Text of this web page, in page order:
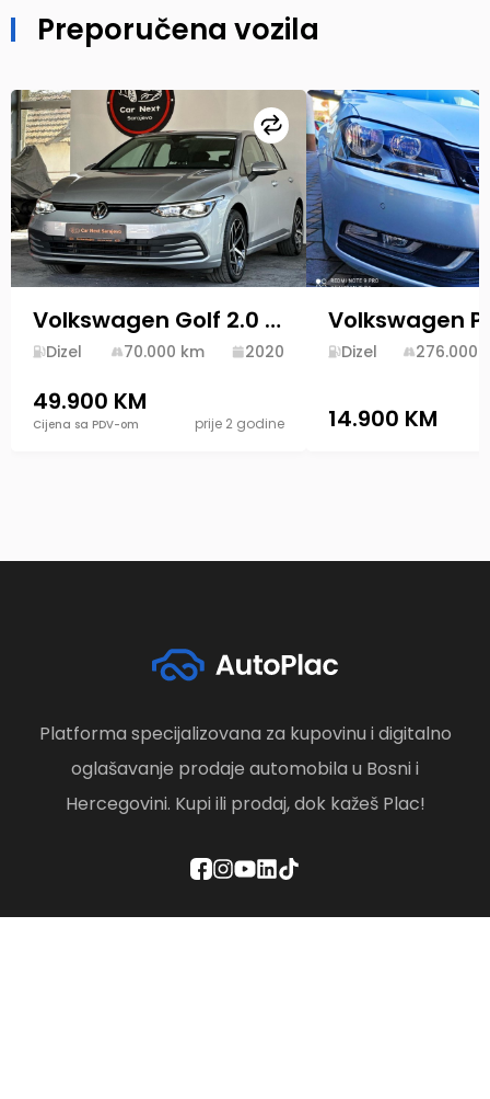
Preporučena vozila
Uporedi
Volkswagen Golf 2.0 TDi DSG 2020
Dizel 70.000 km 2020
49.900 KM
Cijena sa PDV-om prije 2 godine
Volkswagen
Dizel 276.000
14.900 KM
Platforma specijalizovana za kupovinu i digitalno
oglašavanje prodaje automobila u Bosni i
Hercegovini. Kupi ili prodaj, dok kažeš Plac!